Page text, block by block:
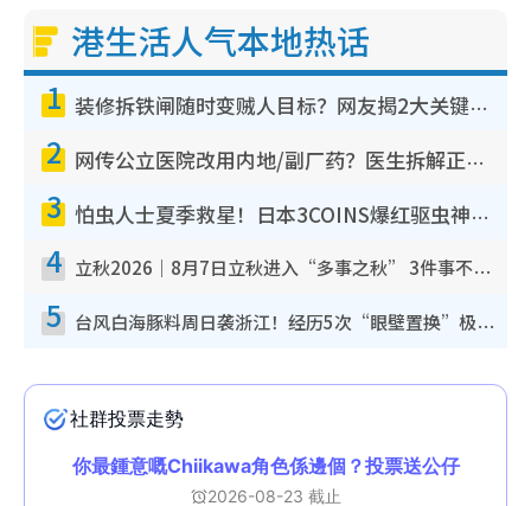
港生活人气本地热话
1 装修拆铁闸随时变贼人目标？网友揭2大关键用途：装新款等于白装？附新旧铁闸分别
2 网传公立医院改用内地/副厂药？医生拆解正副厂分别，揭4类人换药随时出事
3 怕虫人士夏季救星！日本3COINS爆红驱虫神器$45起 1招“全程免触碰”轻松搞定小强
4 立秋2026｜8月7日立秋进入“多事之秋” 3件事不可做！专家教6招开运 清杂物／钱包纳气接好运
5 台风白海豚料周日袭浙江！经历5次“眼壁置换”极罕见 成登陆内地最长途台风